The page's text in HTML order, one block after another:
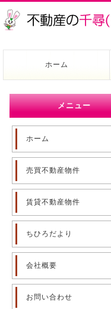
ホーム
メニュー
ホーム
売買不動産物件
賃貸不動産物件
ちひろだより
会社概要
お問い合わせ